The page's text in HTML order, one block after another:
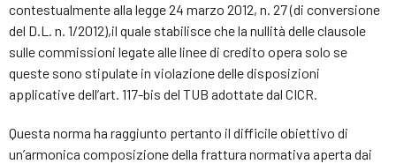
contestualmente alla legge 24 marzo 2012, n. 27 (di conversione
del D.L. n. 1/2012),il quale stabilisce che la nullità delle clausole
sulle commissioni legate alle linee di credito opera solo se
queste sono stipulate in violazione delle disposizioni
applicative dell’art. 117-bis del TUB adottate dal CICR.
Questa norma ha raggiunto pertanto il difficile obiettivo di
un’armonica composizione della frattura normativa aperta dai